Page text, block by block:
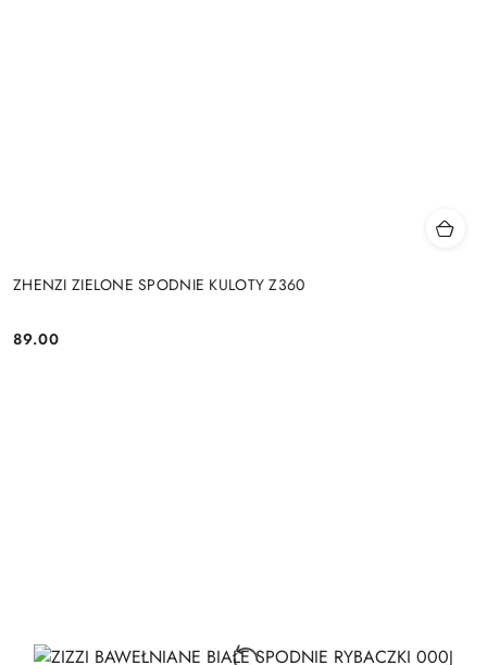
ZHENZI ZIELONE SPODNIE KULOTY Z360
Cena:
89.00